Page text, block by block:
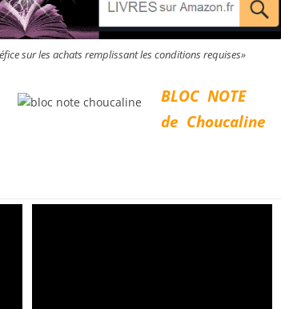
sur les achats remplissant les conditions requises»
BLOC NOTE
de Choucaline